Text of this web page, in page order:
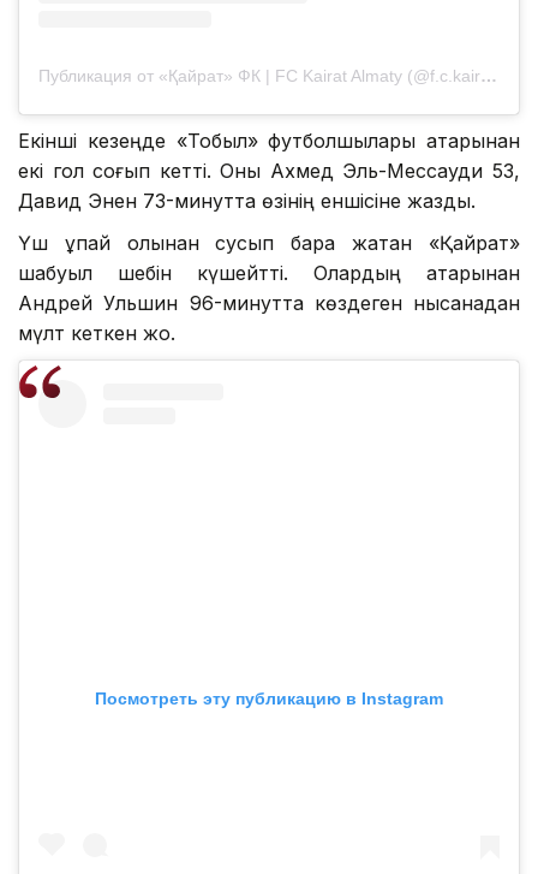
Публикация от «Қайрат» ФК | FC Kairat Almaty (@f.c.kairat)
Екінші кезеңде «Тобыл» футболшылары қатарынан
екі гол соғып кетті. Оны Ахмед Эль-Мессауди 53,
Давид Энен 73-минутта өзінің еншісіне жазды.
Үш ұпай қолынан сусып бара жатқан «Қайрат»
шабуыл шебін күшейтті. Олардың қатарынан
Андрей Ульшин 96-минутта көздеген нысанадан
мүлт кеткен жоқ.
Посмотреть эту публикацию в Instagram